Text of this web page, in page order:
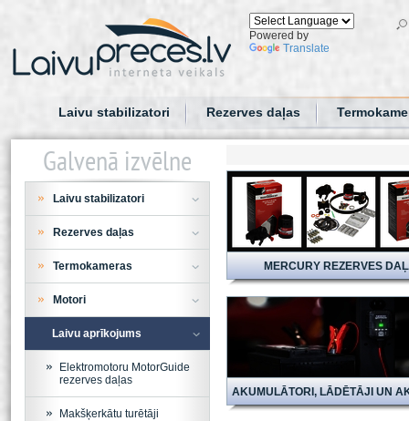
Powered by
Translate
Laivu stabilizatori Rezerves daļas
MERCURY REZERVES
Galvenā izvēlne
Laivu stabilizatori
Rezerves daļas
Termokameras
Motori
Laivu aprīkojums
Elektromotoru MotorGuide
rezerves daļas
Makšķerkātu turētāji